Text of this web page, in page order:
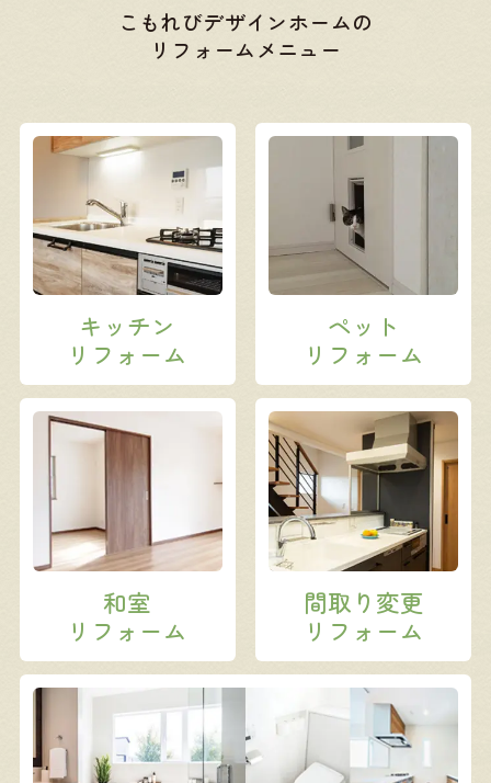
こもれびデザインホームの
リフォームメニュー
キッチン
リフォーム
ペット
リフォーム
和室
リフォーム
間取り変更
リフォーム